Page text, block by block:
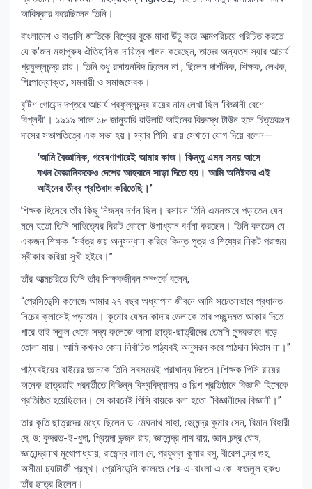
আবিষ্কার করেছিলেন তিনি।
বাংলাদেশ ও বাঙালি জাতিকে বিশ্বের বুকে মাথা উঁচু করে আত্মপরিচয়ে পরিচিত করতে
যে ক’জন মহাপুরুষ ঐতিহাসিক দায়িত্ব পালন করেছেন, তাদের অন্যতম স্যার আচার্য
প্রফুল্লচন্দ্র রায়। তিনি শুধু রসায়নবিদ ছিলেন না , ছিলেন দার্শনিক, শিক্ষক, লেখক,
শিল্পোদ্যোক্তা, সমবায়ী ও সমাজসেবক।
বৃটিশ গোয়েন্দ দপ্তরে আচার্য প্রফুল্লচন্দ্র রায়ের নাম লেখা ছিল ‘বিজ্ঞানী বেশে
বিপ্লবী’। ১৯১৯ সালে ১৮ জানুয়ারি রাউলাট আইনের বিরুদ্ধে টাউন হলে চিত্তরঞ্জন
দাসের সভাপতিত্বে এক সভা হয়। স্যার পিসি. রায় সেখানে যোগ দিয়ে বলেন—
‘আমি বৈজ্ঞানিক, গবেষণাগারেই আমার কাজ। কিন্তু এমন সময় আসে
যখন বৈজ্ঞানিককেও দেশের আহবানে সাড়া দিতে হয়। আমি অনিষ্টকর এই
আইনের তীব্র প্রতিবাদ করিতেছি।’
শিক্ষক হিসেবে তাঁর কিছু নিজস্ব দর্শন ছিল। রসায়ন তিনি এমনভাবে পড়াতেন যেন
মনে হতো তিনি সাহিত্যের বিরাট কোনো উপাখ্যান বর্ণনা করছেন। তিনি বলতেন যে
একজন শিক্ষক “সর্বত্র জয় অনুসন্ধান করিবে কিন্ত পুত্র ও শিষ্যের নিকট পরাজয়
স্বীকার করিয়া সুখী হইবে।”
তাঁর আত্মচরিতে তিনি তাঁর শিক্ষকজীবন সম্পর্কে বলেন,
“প্রেসিডেন্সি কলেজে আমার ২৭ বছর অধ্যাপনা জীবনে আমি সচেতনভাবে প্রধানত
নিচের ক্লাসেই পড়াতাম। কুমোর যেমন কাদার ডেলাকে তার পচ্ছন্দমত আকার দিতে
পারে হাই স্কুল থেকে সদ্য কলেজে আসা ছাত্র-ছাত্রীদের তেমনি সুন্দরভাবে গড়ে
তোলা যায়। আমি কখনও কোন নির্বাচিত পাঠ্যবই অনুসরন করে পাঠদান দিতাম না।”
পাঠ্যবইয়ের বাইরের জ্ঞানকে তিনি সবসময়ই প্রাধান্য দিতেন।শিক্ষক পিসি রায়ের
অনেক ছাত্ররাই পরবর্তীতে বিভিন্ন বিশ্ববিদ্যালয় ও শিল্প প্রতিষ্ঠানে বিজ্ঞানী হিসেকে
প্রতিষ্ঠিত হয়েছিলেন। সে কারনেই পিসি রায়কে বলা হতো “বিজ্ঞানীদের বিজ্ঞানী।’’
তার কৃতি ছাত্রদের মধ্যে ছিলেন ড: মেঘনাথ সাহা, হেমেন্দ্র কুমার সেন, বিমান বিহারী
দে, ড: কুদরত-ই-খুদা, প্রিয়দা ভন্জন রায়, জ্ঞানেন্দ্র নাথ রায়, জ্ঞান চন্দ্র ঘোষ,
জ্ঞানেন্দ্রনাথ মুখোপাধ্যায়, রাজেন্দ্র লাল দে, প্রফুল্ল কুমার বসু, বীরেশ চন্দ্র গুহ,
অসীমা চ্যাটার্জী প্রমূখ। প্রেসিডেন্সি কলেজে শের-এ-বাংলা এ.কে. ফজলুল হকও
তাঁর ছাত্র ছিলেন।